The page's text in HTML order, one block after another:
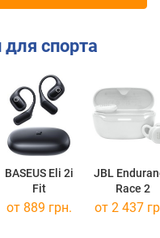
спорта
BASEUS Eli 2i
Fit
JBL
Race 2
от 889 грн. от 2 437